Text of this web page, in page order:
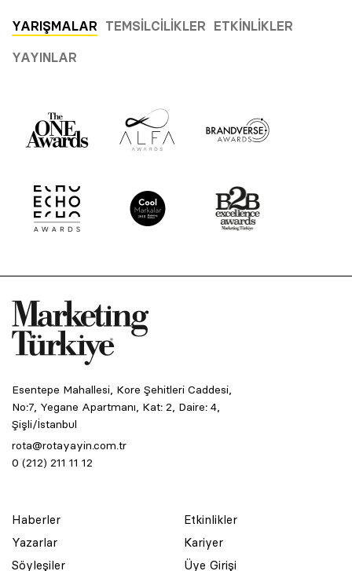
YARIŞMALAR TEMSILCILIKLER ETKINLIKLER
YAYINLAR
Esentepe Mahallesi, Kore Şehitleri Caddesi,
No:7, Yegane Apartmanı, Kat: 2, Daire: 4,
Şişli/İstanbul
rota@rotayayin.com.tr
0 (212) 211 11 12
Haberler
Yazarlar
Söyleşiler
Etkinlikler
Kariyer
Üye Girişi